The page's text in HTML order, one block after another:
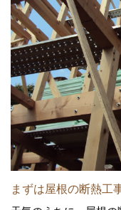
まずは屋根の断熱工